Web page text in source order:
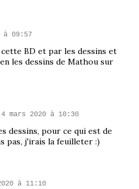
à 09:57
BD et par les dessins et
les dessins de Mathou sur
4 mars 2020 à 10:30
dessins, pour ce qui est de
pas, j'irais la feuilleter :)
à 11:10